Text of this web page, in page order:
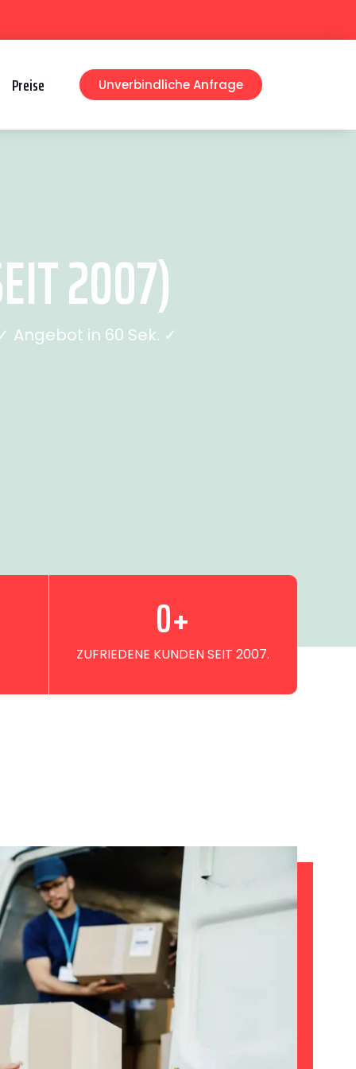
Preise Unverbindliche Anfrage
2007)
Angebot in 60 Sek. ✓
ZUFRIEDENE KUNDEN SEIT 2007.
0+